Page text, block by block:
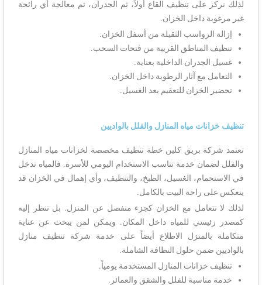
لذلك نركز على تنظيف القاع أولاً، ثم الجدران، ثم معالجة أي رائحة
غير مرغوبة داخل الخزان.
إزالة الرواسب الثقيلة من أسفل الخزان.
تنظيف المناطق القريبة من فتحات السحب.
غسيل الجدران الداخلية بعناية.
التعامل مع آثار الرطوبة داخل الخزان.
تحضير الخزان للتعقيم بعد الغسيل.
تنظيف خزانات مياه المنازل والفلل بالواديين
تعتمد شركة بريق كلين خطة تنظيف مخصصة لخزانات مياه المنازل
والفلل لضمان خدمة تناسب الاستخدام اليومي للأسرة. فالمياه تدخل
في الاستحمام، الغسيل، الطبخ، والتنظيف، وأي إهمال في الخزان قد
ينعكس على راحة البيت بالكامل.
لذلك لا نتعامل مع الخزان كجزء منفصل عن المنزل. بل ننظر إليه
كمصدر رئيسي للمياه داخل المكان. ويمكن لمن يبحث عن عناية
متكاملة بالمنزل الاطلاع أيضاً على خدمة شركة تنظيف منازل
بالواديين ضمن حلول النظافة الشاملة.
تنظيف خزانات المنازل المستخدمة يومياً.
خدمة مناسبة للفلل والشقق والعمائر.